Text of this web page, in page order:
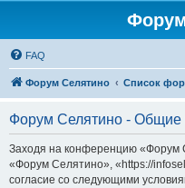
FAQ
Форум Селятино Список
Форум Селятино - Общие
Заходя на конференцию
«Форум Селятино», «https://
согласие со следующими